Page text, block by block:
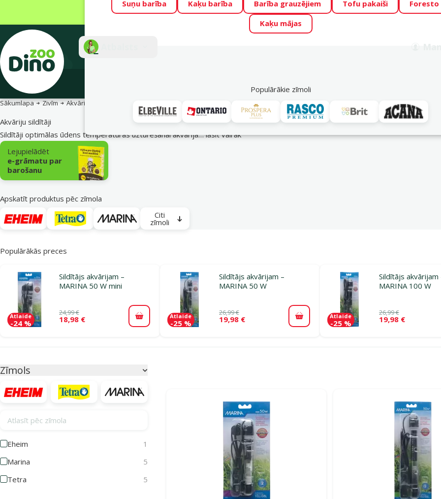
Visu mēnesi Dino Zoo piedāvā lieliskas cenas mīluļu TOP barībām! 🍖 →
Fotokonkurss “GADA ŪSAIŅI”! Varbūt tieši Tavs mīlulis būs 2027. gada
Suņu barība Kaķu barība Barība grauzējiem Tofu pakaiši
Foresto
Kaķu mājas
Populārākie zīmoli
Akciju piedāvājumi
Sākumlapa Zivīm Akvāriju aprīkojums un rezerves daļas
Akvāriju sildītāji
Sildītāji optimālas ūdens temperatūras uzturēšanai akvārija…lasīt vairāk
Apakškategorija
Lejupielādēt
e-grāmatu par
barošanu
Apskatīt produktus pēc zīmola
Citi
zīmoli
Populārākās preces
Sildītājs akvārijam –
MARINA 50 W mini
24,99 €
18,98 €
Atlaide
-24 % Pievienot grozam
Sildītājs akvārijam –
MARINA 50 W
26,99 €
19,98 €
Atlaide
-25 % Pievienot grozam
Sildītājs akvārijam
MARINA 100 W
26,99 €
19,98 €
Atlaide
-25 %
Zīmols
Atlasīt pēc zīmola
Eheim
1
Marina
5
Tetra
5